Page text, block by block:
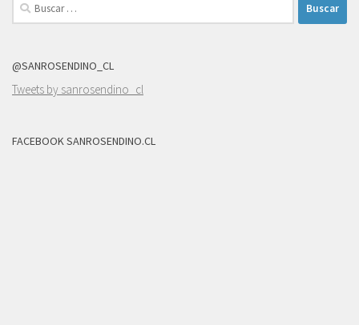
@SANROSENDINO_CL
Tweets by sanrosendino_cl
FACEBOOK SANROSENDINO.CL